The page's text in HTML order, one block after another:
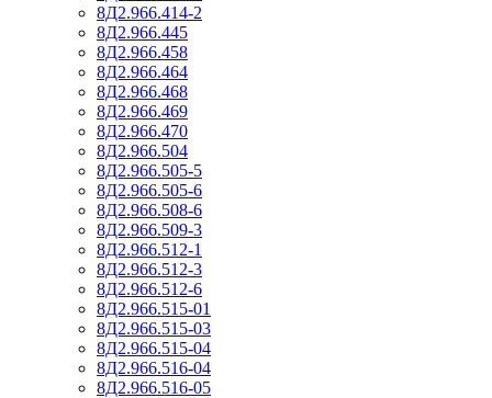
8Д2.966.414-2
8Д2.966.445
8Д2.966.458
8Д2.966.464
8Д2.966.468
8Д2.966.469
8Д2.966.470
8Д2.966.504
8Д2.966.505-5
8Д2.966.505-6
8Д2.966.508-6
8Д2.966.509-3
8Д2.966.512-1
8Д2.966.512-3
8Д2.966.512-6
8Д2.966.515-01
8Д2.966.515-03
8Д2.966.515-04
8Д2.966.516-04
8Д2.966.516-05